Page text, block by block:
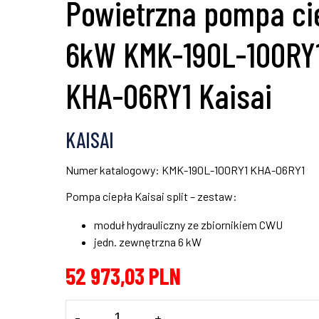
Powietrzna pompa
6kW KMK-190L-
KHA-06RY1 Kaisai
KAISAI
Numer katalogowy: KMK-190L-100RY1 KHA-06RY1
Pompa ciepła Kaisai split – zestaw:
moduł hydrauliczny ze zbiornikiem CWU
jedn. zewnętrzna 6 kW
52 973,03 PLN